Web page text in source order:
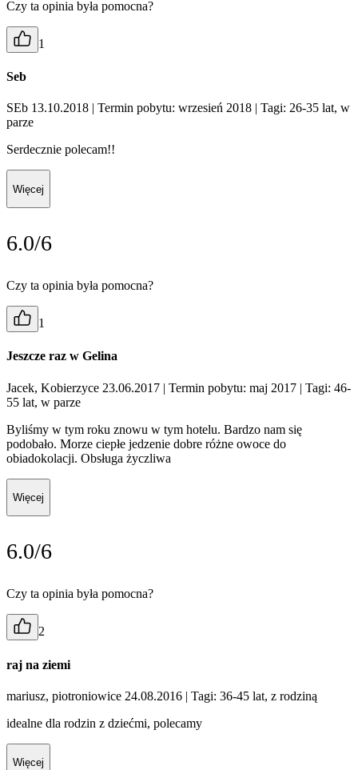
Czy ta opinia była pomocna?
1
Seb
SEb 13.10.2018 | Termin pobytu: wrzesień 2018 | Tagi: 26-35 lat, w
parze
Serdecznie polecam!!
Więcej
6.0/6
Czy ta opinia była pomocna?
1
Jeszcze raz w Gelina
Jacek, Kobierzyce 23.06.2017 | Termin pobytu: maj 2017 | Tagi: 46-
55 lat, w parze
Byliśmy w tym roku znowu w tym hotelu. Bardzo nam się
podobało. Morze ciepłe jedzenie dobre różne owoce do
obiadokolacji. Obsługa życzliwa
Więcej
6.0/6
Czy ta opinia była pomocna?
2
raj na ziemi
mariusz, piotroniowice 24.08.2016 | Tagi: 36-45 lat, z rodziną
idealne dla rodzin z dziećmi, polecamy
Więcej